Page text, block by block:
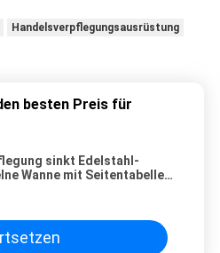
Handelsverpflegungsausrüstung
besten Preis für
sinkt Edelstahl-
Wanne mit Seitentabelle